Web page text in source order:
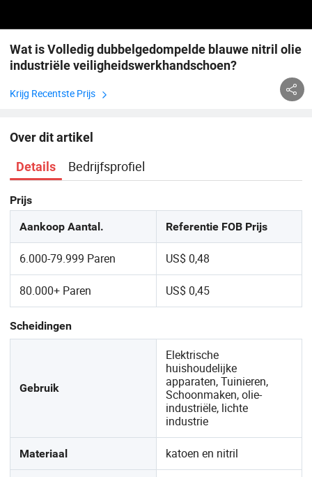
Wat is Volledig dubbelgedompelde blauwe nitril olie
industriële veiligheidswerkhandschoen?
Krijg Recentste Prijs
Over dit artikel
Details Bedrijfsprofiel
Prijs
Aankoop Aantal. Referentie FOB Prijs
6.000-79.999 Paren US$ 0,48
80.000+ Paren US$ 0,45
Scheidingen
Gebruik
Elektrische
huishoudelijke
apparaten, Tuinieren,
Schoonmaken, olie-
industriële, lichte
industrie
Materiaal katoen en nitril